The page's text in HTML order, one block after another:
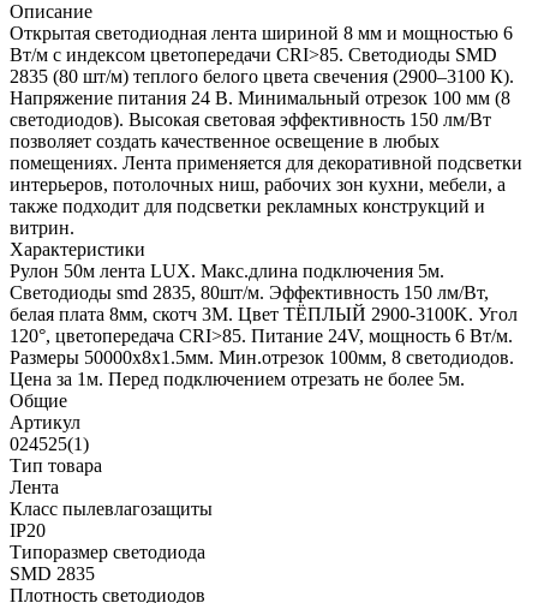
Описание
Открытая светодиодная лента шириной 8 мм и мощностью 6
Вт/м с индексом цветопередачи CRI>85. Светодиоды SMD
2835 (80 шт/м) теплого белого цвета свечения (2900–3100 К).
Напряжение питания 24 В. Минимальный отрезок 100 мм (8
светодиодов). Высокая световая эффективность 150 лм/Вт
позволяет создать качественное освещение в любых
помещениях. Лента применяется для декоративной подсветки
интерьеров, потолочных ниш, рабочих зон кухни, мебели, а
также подходит для подсветки рекламных конструкций и
витрин.
Характеристики
Рулон 50м лента LUX. Макс.длина подключения 5м.
Светодиоды smd 2835, 80шт/м. Эффективность 150 лм/Вт,
белая плата 8мм, скотч 3М. Цвет ТЁПЛЫЙ 2900-3100K. Угол
120°, цветопередача CRI>85. Питание 24V, мощность 6 Вт/м.
Размеры 50000х8х1.5мм. Мин.отрезок 100мм, 8 светодиодов.
Цена за 1м. Перед подключением отрезать не более 5м.
Общие
Артикул
024525(1)
Тип товара
Лента
Класс пылевлагозащиты
IP20
Типоразмер светодиода
SMD 2835
Плотность светодиодов